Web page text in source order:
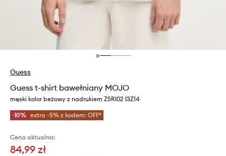
Guess
Guess t-shirt bawełniany MOJO
męski kolor beżowy z nadrukiem Z5RI02 I3Z14
-10% extra -5% z kodem: OFF*
Cena aktualna:
84,99 zł